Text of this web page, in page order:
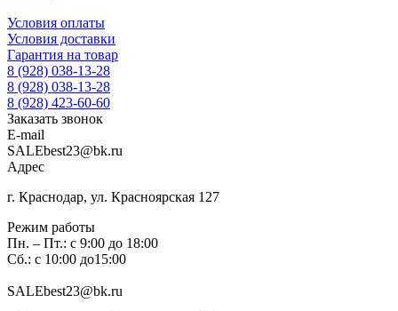
Условия оплаты
Условия доставки
Гарантия на товар
8 (928) 038-13-28
8 (928) 038-13-28
8 (928) 423-60-60
Заказать звонок
E-mail
SALEbest23@bk.ru
Адрес
г. Краснодар, ул. Красноярская 127
Режим работы
Пн. – Пт.: с 9:00 до 18:00
Сб.: с 10:00 до15:00
SALEbest23@bk.ru